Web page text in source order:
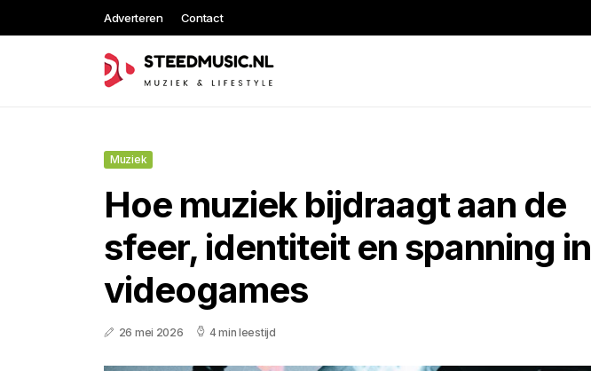
Adverteren Contact
Muziek
Hoe muziek bijdraagt ​​aan de
sfeer, identiteit en spanning in
videogames
26 mei 2026 4 min leestijd